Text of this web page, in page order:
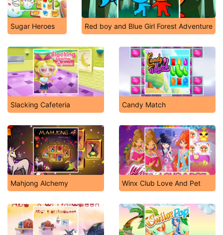
Sugar Heroes Red boy and Blue Girl Forest Adventure
Slacking Cafeteria Candy Match
Mahjong Alchemy Winx Club Love And Pet